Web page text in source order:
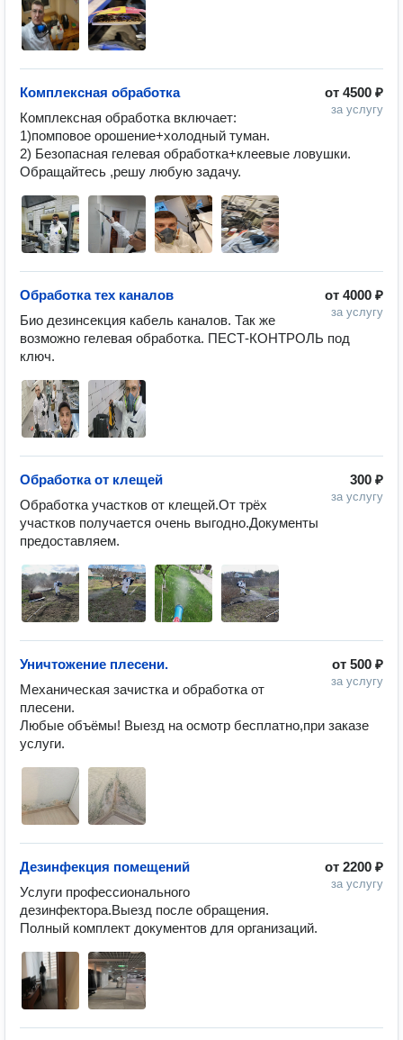
от 4500 ₽
за услугу
Комплексная обработка
Комплексная обработка включает:
1)помповое орошение+холодный туман.
2) Безопасная гелевая обработка+клеевые ловушки.
Обращайтесь ,решу любую задачу.
от 4000 ₽
за услугу
Обработка тех каналов
Био дезинсекция кабель каналов. Так же
возможно гелевая обработка. ПЕСТ-КОНТРОЛЬ под
ключ.
300 ₽
за услугу
Обработка от клещей
Обработка участков от клещей.От трёх
участков получается очень выгодно.Документы
предоставляем.
от 500 ₽
за услугу
Уничтожение плесени.
Механическая зачистка и обработка от
плесени.
Любые объёмы! Выезд на осмотр бесплатно,при заказе
услуги.
от 2200 ₽
за услугу
Дезинфекция помещений
Услуги профессионального
дезинфектора.Выезд после обращения.
Полный комплект документов для организаций.